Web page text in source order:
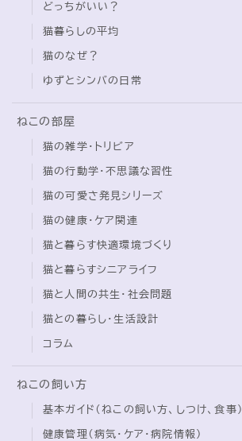
どっちがいい？
猫暮らしの平均
猫のなぜ？
ゆずとシンバの日常
ねこの部屋
猫の雑学・トリビア
猫の行動学・不思議な習性
猫の可愛さ発見シリーズ
猫の健康・ケア関連
猫と暮らす快適環境づくり
猫と暮らすシニアライフ
猫と人間の共生・社会問題
猫との暮らし・生活設計
コラム
ねこの飼い方
基本ガイド（ねこの飼い方、しつけ、食事）
健康管理（病気・ケア・病院情報）